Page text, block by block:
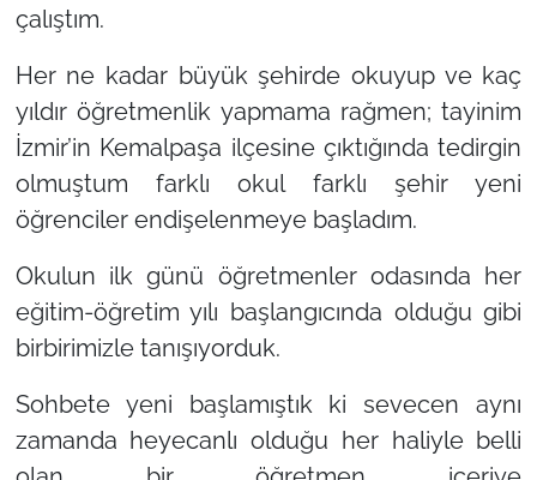
çalıştım.
Her ne kadar büyük şehirde okuyup ve kaç
yıldır öğretmenlik yapmama rağmen; tayinim
İzmir’in Kemalpaşa ilçesine çıktığında tedirgin
olmuştum farklı okul farklı şehir yeni
öğrenciler endişelenmeye başladım.
Okulun ilk günü öğretmenler odasında her
eğitim-öğretim yılı başlangıcında olduğu gibi
birbirimizle tanışıyorduk.
Sohbete yeni başlamıştık ki sevecen aynı
zamanda heyecanlı olduğu her haliyle belli